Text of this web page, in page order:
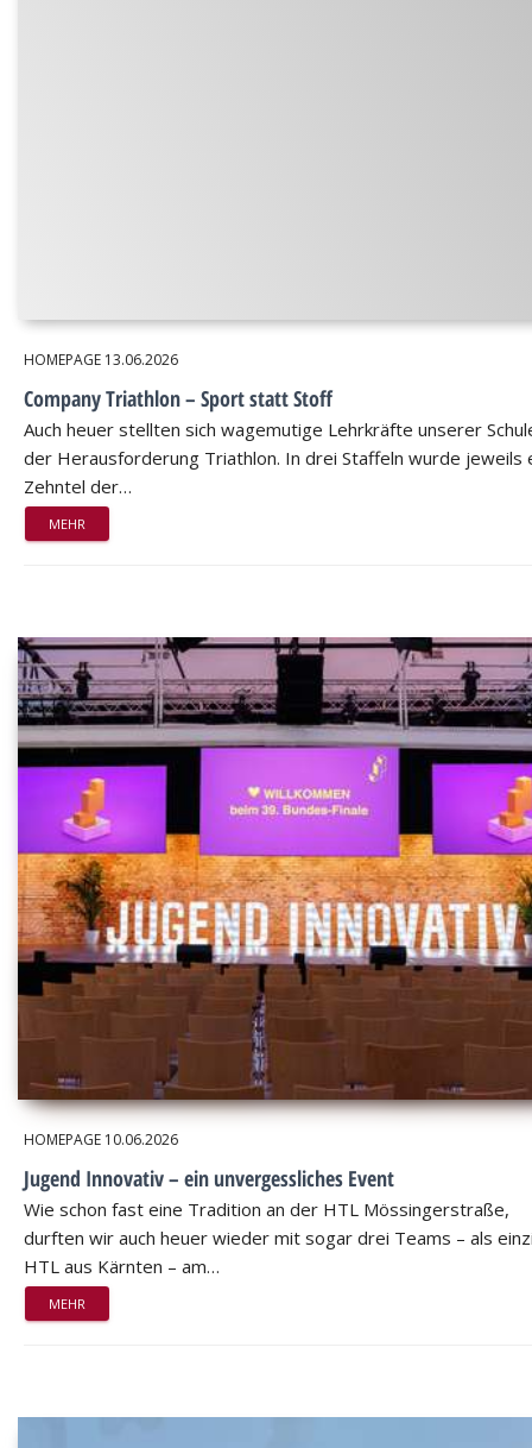
HOMEPAGE 13.06.2026
Company Triathlon – Sport statt Stoff
Auch heuer stellten sich wagemutige Lehrkräfte unserer
der Herausforderung Triathlon. In drei Staffeln wurde jeweils
Zehntel der…
MEHR
HOMEPAGE 10.06.2026
Jugend Innovativ – ein unvergessliches Event
Wie schon fast eine Tradition an der HTL Mössingerstraße,
durften wir auch heuer wieder mit sogar drei Teams – als
HTL aus Kärnten – am…
MEHR